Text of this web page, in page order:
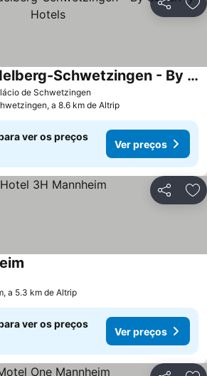
Partilhar
de Schwetzingen
eXo Square Heidelberg-Schwetzingen - By SuperFly Hotels
a 8.6 km de Altrip
ver os preços
Ver preços
Partilhar
a 5.3 km de Altrip
ver os preços
Ver preços